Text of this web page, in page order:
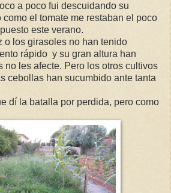
a poco fui descuidando su
el tomate me restaban el poco
este verano.
o los girasoles no han tenido
rápido y su gran altura han
no les afecte. Pero los otros cultivos
cebollas han sucumbido ante tanta
dí la batalla por perdida, pero como